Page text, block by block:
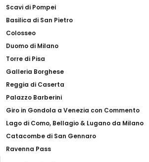
Scavi di Pompei
Basilica di San Pietro
Colosseo
Duomo di Milano
Torre di Pisa
Galleria Borghese
Reggia di Caserta
Palazzo Barberini
Giro in Gondola a Venezia con Commento
Lago di Como, Bellagio & Lugano da Milano
Catacombe di San Gennaro
Ravenna Pass